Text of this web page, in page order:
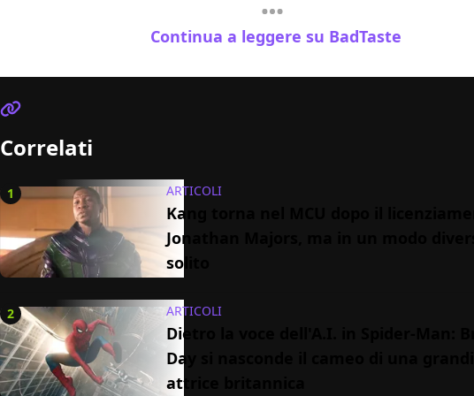
Continua a leggere su BadTaste
Correlati
1 ARTICOLI
Kang torna nel MCU dopo il
Jonathan Majors, ma in un modo
solito
2 ARTICOLI
Dietro la voce dell'A.I. in Spider-Man:
Day si nasconde il cameo di una
attrice britannica